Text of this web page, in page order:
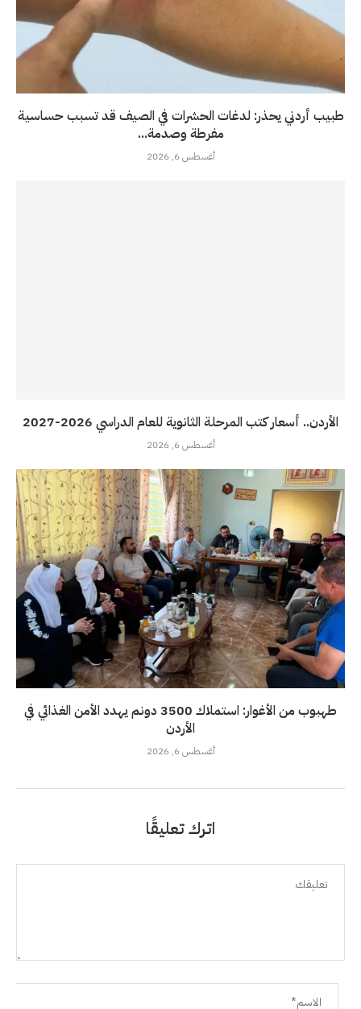
طبيب أردني يحذر: لدغات الحشرات في الصيف قد تسبب حساسية
مفرطة وصدمة...
أغسطس 6, 2026
الأردن.. أسعار كتب المرحلة الثانوية للعام الدراسي 2026-2027
أغسطس 6, 2026
طهبوب من الأغوار: استملاك 3500 دونم يهدد الأمن الغذائي في
الأردن
أغسطس 6, 2026
اترك تعليقًا